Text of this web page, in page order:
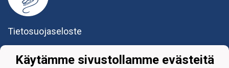
Tietosuojaseloste
Tikkurilan Taitoluisteluklubi ry
Yhteystiedot
Käytämme sivustollamme evästeitä